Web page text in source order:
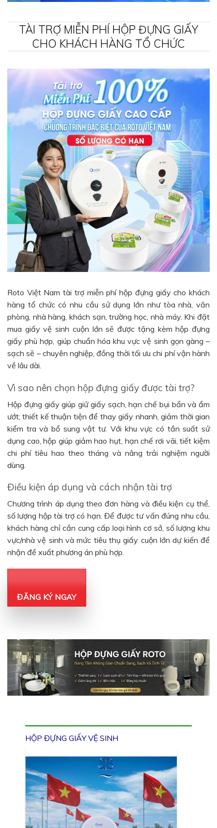
TÀI TRỢ MIỄN PHÍ HỘP ĐỰNG GIẤY
CHO KHÁCH HÀNG TỔ CHỨC
Roto Việt Nam tài trợ miễn phí hộp đựng giấy cho khách
hàng tổ chức có nhu cầu sử dụng lớn như tòa nhà, văn
phòng, nhà hàng, khách sạn, trường học, nhà máy. Khi đặt
mua giấy vệ sinh cuộn lớn sẽ được tặng kèm hộp đựng
giấy phù hợp, giúp chuẩn hóa khu vực vệ sinh gọn gàng –
sạch sẽ – chuyên nghiệp, đồng thời tối ưu chi phí vận hành
về lâu dài.
Vì sao nên chọn hộp đựng giấy được tài trợ?
Hộp đựng giấy giúp giữ giấy sạch, hạn chế bụi bẩn và ẩm
ướt; thiết kế thuận tiện để thay giấy nhanh, giảm thời gian
kiểm tra và bổ sung vật tư. Với khu vực có tần suất sử
dụng cao, hộp giúp giảm hao hụt, hạn chế rơi vãi, tiết kiệm
chi phí tiêu hao theo tháng và nâng trải nghiệm người
dùng.
Điều kiện áp dụng và cách nhận tài trợ
Chương trình áp dụng theo đơn hàng và điều kiện cụ thể,
số lượng hộp tài trợ có hạn. Để được tư vấn đúng nhu cầu,
khách hàng chỉ cần cung cấp loại hình cơ sở, số lượng khu
vực/nhà vệ sinh và mức tiêu thụ giấy cuộn lớn dự kiến để
nhận đề xuất phương án phù hợp.
ĐĂNG KÝ NGAY
HỘP ĐỰNG GIẤY VỆ SINH